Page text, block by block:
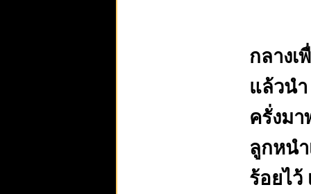
กลางเ
แล้วน
ครั่งม
ลูกหน
ร้อยไว้